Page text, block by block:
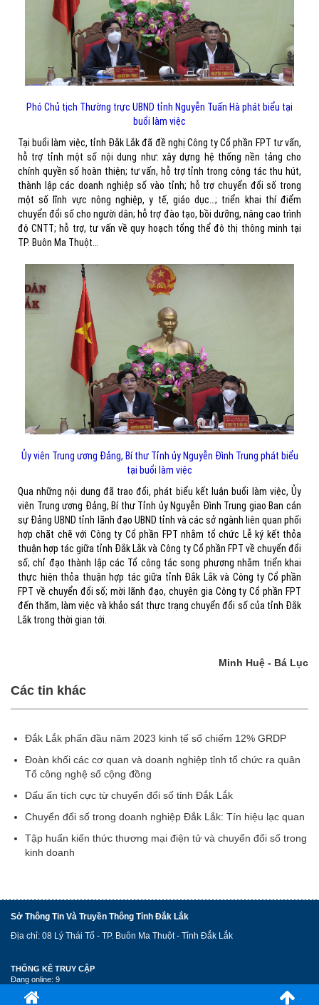
Phó Chủ tịch Thường trực UBND tỉnh Nguyễn Tuấn Hà phát biểu tại
buổi làm việc
Tại buổi làm việc, tỉnh Đắk Lắk đã đề nghị Công ty Cổ phần FPT tư vấn,
hỗ trợ tỉnh một số nội dung như: xây dựng hệ thống nền tảng cho
chính quyền số hoàn thiện; tư vấn, hỗ trợ tỉnh trong công tác thu hút,
thành lập các doanh nghiệp số vào tỉnh; hỗ trợ chuyển đổi số trong
một số lĩnh vực nông nghiệp, y tế, giáo dục…; triển khai thí điểm
chuyển đổi số cho người dân; hỗ trợ đào tạo, bồi dưỡng, nâng cao trình
độ CNTT; hỗ trợ, tư vấn về quy hoạch tổng thể đô thị thông minh tại
TP. Buôn Ma Thuột…
Ủy viên Trung ương Đảng, Bí thư Tỉnh ủy Nguyễn Đình Trung phát biểu
tại buổi làm việc
Qua những nội dung đã trao đổi, phát biểu kết luận buổi làm việc, Ủy
viên Trung ương Đảng, Bí thư Tỉnh ủy Nguyễn Đình Trung giao Ban cán
sự Đảng UBND tỉnh lãnh đạo UBND tỉnh và các sở ngành liên quan phối
hợp chặt chẽ với Công ty Cổ phần FPT nhằm tổ chức Lễ ký kết thỏa
thuận hợp tác giữa tỉnh Đắk Lắk và Công ty Cổ phần FPT về chuyển đổi
số; chỉ đạo thành lập các Tổ công tác song phương nhằm triển khai
thực hiện thỏa thuận hợp tác giữa tỉnh Đắk Lắk và Công ty Cổ phần
FPT về chuyển đổi số; mời lãnh đạo, chuyên gia Công ty Cổ phần FPT
đến thăm, làm việc và khảo sát thực trạng chuyển đổi số của tỉnh Đắk
Lắk trong thời gian tới.
Minh Huệ - Bá Lục
Các tin khác
Đắk Lắk phấn đầu năm 2023 kinh tế số chiếm 12% GRDP
Đoàn khối các cơ quan và doanh nghiệp tỉnh tổ chức ra quân
Tổ công nghệ số cộng đồng
Dấu ấn tích cực từ chuyển đổi số tỉnh Đắk Lắk
Chuyển đổi số trong doanh nghiệp Đắk Lắk: Tín hiệu lạc quan
Tập huấn kiến thức thương mại điện tử và chuyển đổi số trong
kinh doanh
Sở Thông Tin Và Truyền Thông Tỉnh Đắk Lắk
Địa chỉ: 08 Lý Thái Tổ - TP. Buôn Ma Thuột - Tỉnh Đắk Lắk
THỐNG KÊ TRUY CẬP
Đang online: 9
Lượt xem: 4097237